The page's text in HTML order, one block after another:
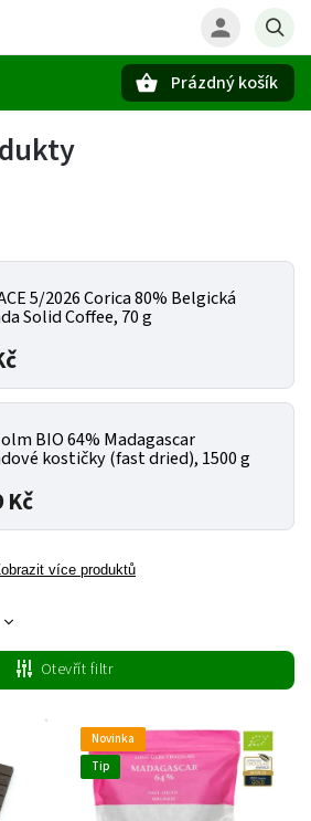
Prázdný košík
5/2026 Corica 80% Belgická
Solid Coffee, 70 g
BIO 64% Madagascar
kostičky (fast dried), 1500 g
Kč
více produktů
Otevřít filtr
Novinka
Tip